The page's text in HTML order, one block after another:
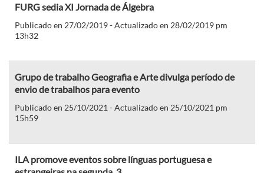
FURG sedia XI Jornada de Álgebra
Publicado en 27/02/2019 - Actualizado en 28/02/2019 pm
13h32
Grupo de trabalho Geografia e Arte divulga período de
envio de trabalhos para evento
Publicado en 25/10/2021 - Actualizado en 25/10/2021 pm
15h59
ILA promove eventos sobre línguas portuguesa e